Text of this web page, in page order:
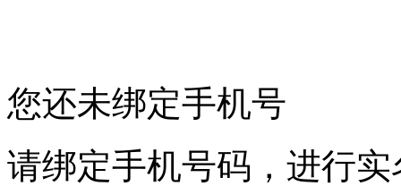
您还未绑定手机号
请绑定手机号码，进行